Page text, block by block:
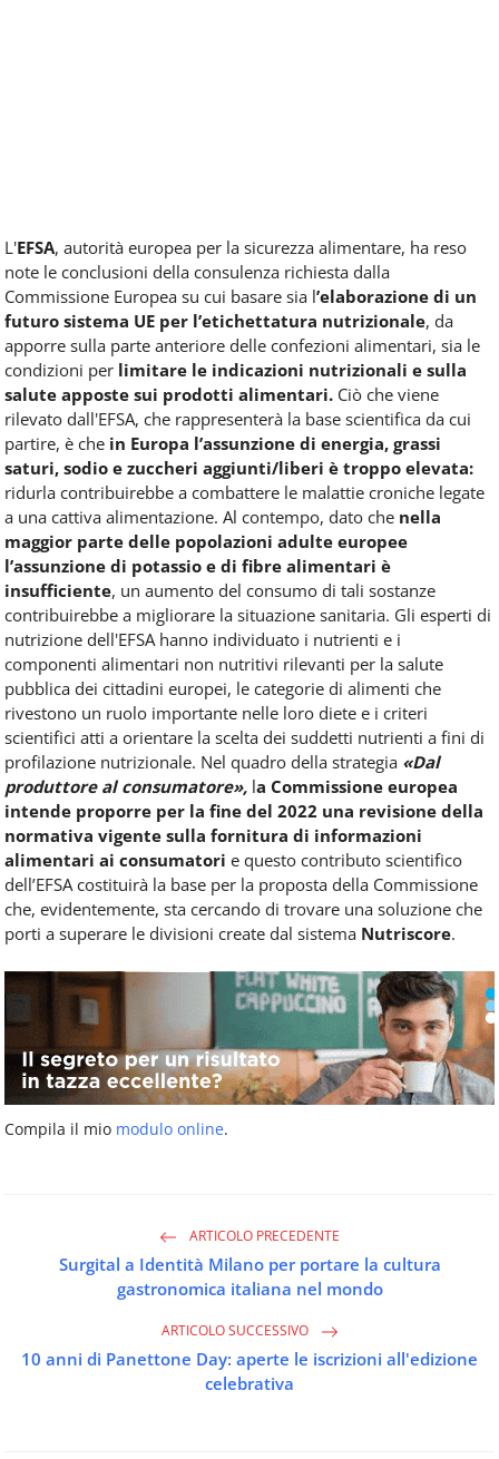
L'EFSA, autorità europea per la sicurezza alimentare, ha reso
note le conclusioni della consulenza richiesta dalla
Commissione Europea su cui basare sia l’elaborazione di un
futuro sistema UE per l’etichettatura nutrizionale, da
apporre sulla parte anteriore delle confezioni alimentari, sia le
condizioni per limitare le indicazioni nutrizionali e sulla
salute apposte sui prodotti alimentari. Ciò che viene
rilevato dall'EFSA, che rappresenterà la base scientifica da cui
partire, è che in Europa l’assunzione di energia, grassi
saturi, sodio e zuccheri aggiunti/liberi è troppo elevata:
ridurla contribuirebbe a combattere le malattie croniche legate
a una cattiva alimentazione. Al contempo, dato che nella
maggior parte delle popolazioni adulte europee
l’assunzione di potassio e di fibre alimentari è
insufficiente, un aumento del consumo di tali sostanze
contribuirebbe a migliorare la situazione sanitaria. Gli esperti di
nutrizione dell'EFSA hanno individuato i nutrienti e i
componenti alimentari non nutritivi rilevanti per la salute
pubblica dei cittadini europei, le categorie di alimenti che
rivestono un ruolo importante nelle loro diete e i criteri
scientifici atti a orientare la scelta dei suddetti nutrienti a fini di
profilazione nutrizionale. Nel quadro della strategia «Dal
produttore al consumatore», la Commissione europea
intende proporre per la fine del 2022 una revisione della
normativa vigente sulla fornitura di informazioni
alimentari ai consumatori e questo contributo scientifico
dell’EFSA costituirà la base per la proposta della Commissione
che, evidentemente, sta cercando di trovare una soluzione che
porti a superare le divisioni create dal sistema Nutriscore.
Compila il mio modulo online.
ARTICOLO PRECEDENTE
Surgital a Identità Milano per portare la cultura
gastronomica italiana nel mondo
ARTICOLO SUCCESSIVO
10 anni di Panettone Day: aperte le iscrizioni all'edizione
celebrativa